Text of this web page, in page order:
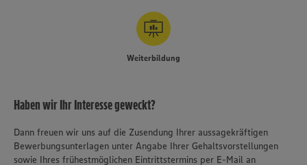
Weiterbildung
Haben wir Ihr Interesse geweckt?
Dann freuen wir uns auf die Zusendung Ihrer aussagekräftigen
Bewerbungsunterlagen unter Angabe Ihrer Gehaltsvorstellungen
sowie Ihres frühestmöglichen Eintrittstermins per E-Mail an